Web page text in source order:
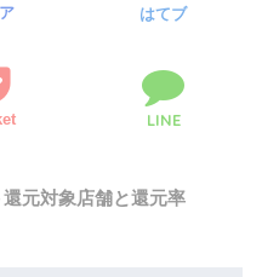
はてブ
LINE
元対象店舗と還元率